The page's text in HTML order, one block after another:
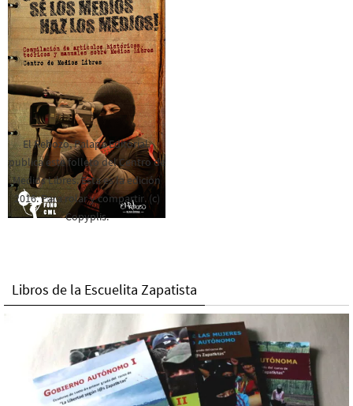
El Rebozo, Palapa Editorial,
publica este folleto del Centro de
Medios Libres. Esta es la edición
2016. Para rolar y compartir. (c)
Copyplis.
Libros de la Escuelita Zapatista